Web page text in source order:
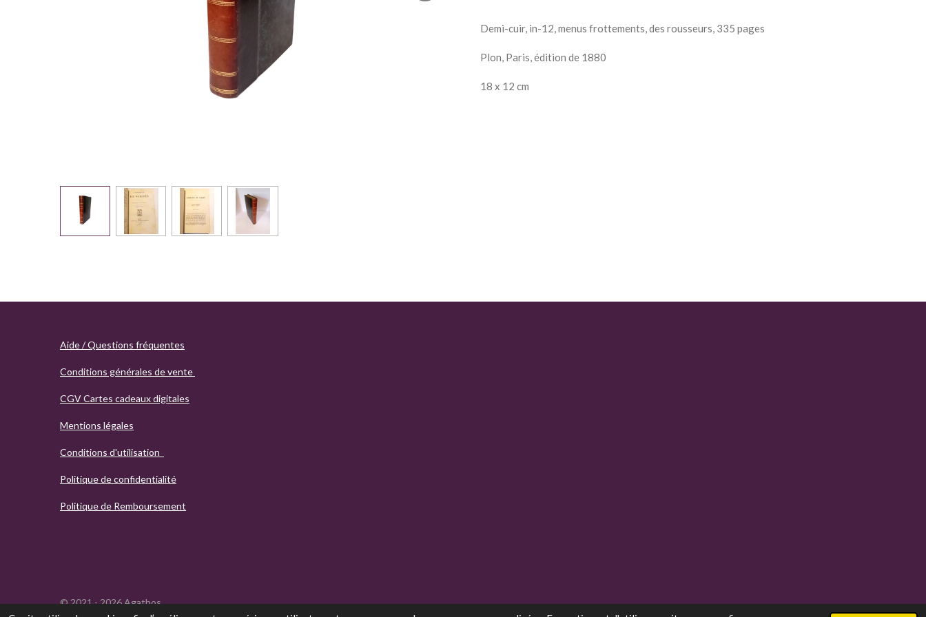
Demi-cuir, in-12, menus frottements, des rousseurs, 335 pages
Plon, Paris, édition de 1880
18 x 12 cm
Aide / Questions fréquentes
Conditions générales de vente
CGV Cartes cadeaux digitales
Mentions légales
Conditions d'utilisation
Politique de confidentialité
Politique de Remboursement
© 2021 - 2026 Agathos